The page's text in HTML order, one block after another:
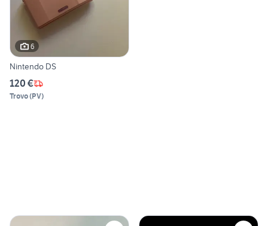
6
Nintendo DS
120 €
Trovo(PV)